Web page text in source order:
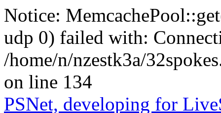
Notice:
udp 0) failed with:
/home/n/nzestk3a/
on line 134
PSNet, developing for